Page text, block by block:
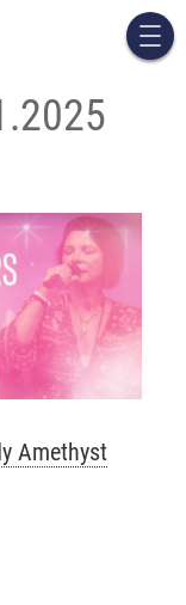
Amethyst